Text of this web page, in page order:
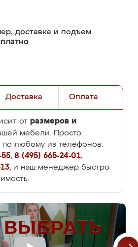
доставка и подъем
Доставка Оплата
от размеров и
мебели. Просто
по любому из телефонов:
, 8 (495) 665-24-01,
, и наш менеджер быстро